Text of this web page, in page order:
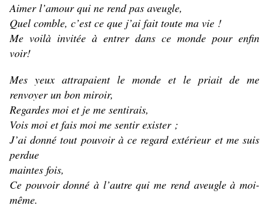
Aimer l’amour qui ne rend pas aveugle,
Quel comble, c’est ce que j’ai fait toute ma vie !
Me voilà invitée à entrer dans ce monde pour enfin
voir!
Mes yeux attrapaient le monde et le priait de me
renvoyer un bon miroir,
Regardes moi et je me sentirais,
Vois moi et fais moi me sentir exister ;
J’ai donné tout pouvoir à ce regard extérieur et me suis
perdue
maintes fois,
Ce pouvoir donné à l’autre qui me rend aveugle à moi-
même.